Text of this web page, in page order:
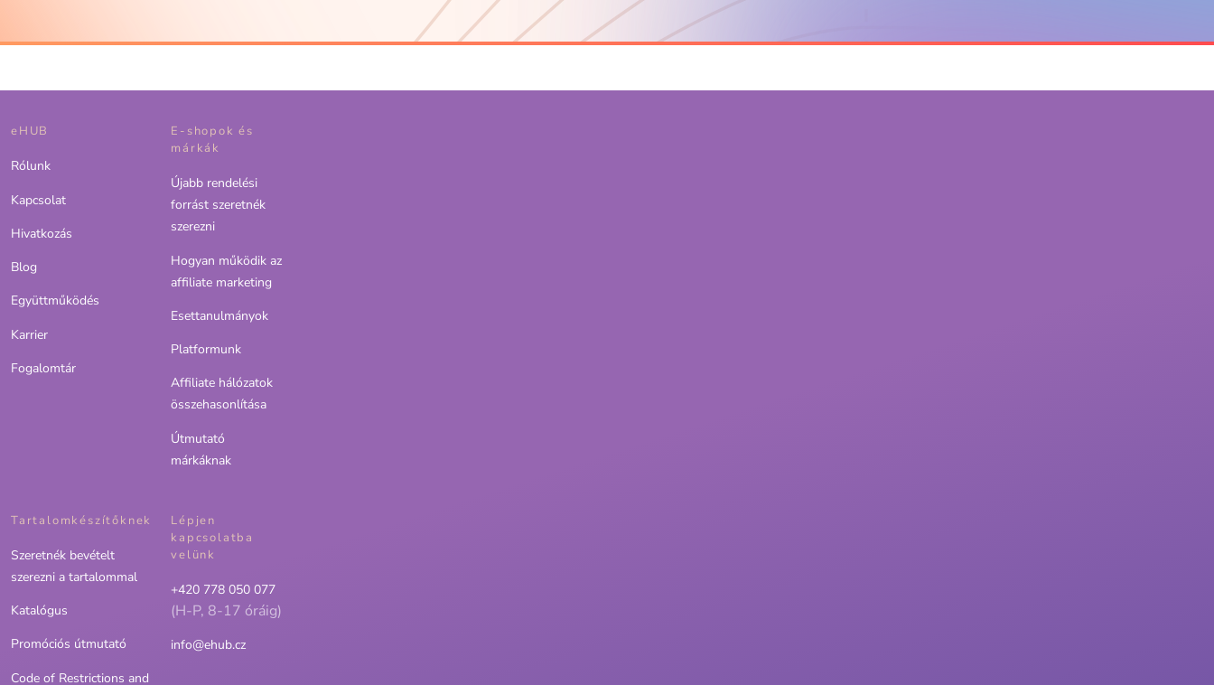
eHUB
Rólunk
Kapcsolat
Hivatkozás
Blog
Együttműködés
Karrier
Fogalomtár
E-shopok és
márkák
Újabb rendelési
forrást szeretnék
szerezni
Hogyan működik az
affiliate marketing
Esettanulmányok
Platformunk
Affiliate hálózatok
összehasonlítása
Útmutató
márkáknak
Tartalomkészítőknek
Szeretnék bevételt
szerezni a tartalommal
Katalógus
Promóciós útmutató
Code of Restrictions and
Lépjen
kapcsolatba
velünk
+420 778 050 077
(H-P, 8-17 óráig)
info@ehub.cz